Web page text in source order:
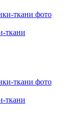
ткани
ткани